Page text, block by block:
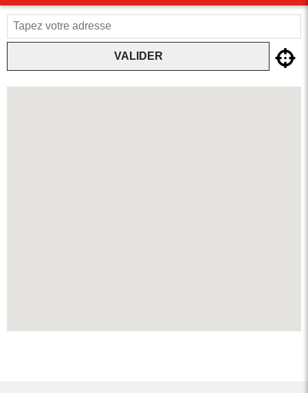
VALIDER